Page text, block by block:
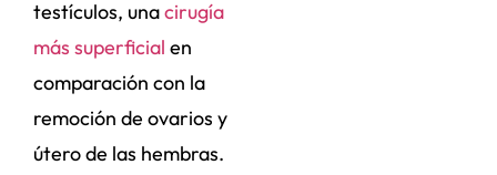
testículos, unacirugía
más superficial en
comparación con la
remoción de ovarios y
útero de las hembras.